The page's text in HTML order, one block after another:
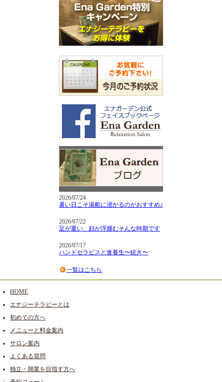
2026/07/24
暑い日こそ湯船に浸かるのがおすすめ♪
2026/07/22
足が重い、顔が浮腫むそんな時期です
2026/07/17
ハンドセラピスと食養生〜続き〜
一覧はこちら
HOME
エナジーテラピーとは
初めての方へ
メニューと料金案内
サロン案内
よくある質問
独立・開業を目指す方へ